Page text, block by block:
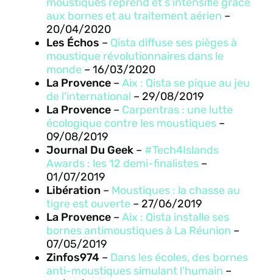
aux bornes et au traitement aérien –
20/04/2020
Les Échos – Qista diffuse ses pièges à
moustique révolutionnaires dans le
monde– 16/03/2020
La Provence– Aix : Qista se pique au jeu
de l’international – 29/08/2019
La Provence– Carpentras : une lutte
écologique contre les moustiques–
09/08/2019
Journal Du Geek– #Tech4Islands
Awards : les 12 demi-finalistes–
01/07/2019
Libération– Moustiques : la chasse au
tigre est ouverte– 27/06/2019
La Provence– Aix : Qista installe ses
bornes antimoustiques à La Réunion –
07/05/2019
Zinfos974– Dans les écoles, des bornes
anti-moustiques simulant l’humain –